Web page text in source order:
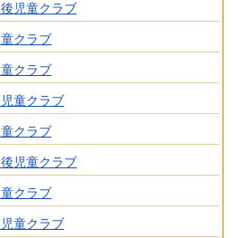
児童クラブ
クラブ
クラブ
童クラブ
クラブ
児童クラブ
クラブ
童クラブ